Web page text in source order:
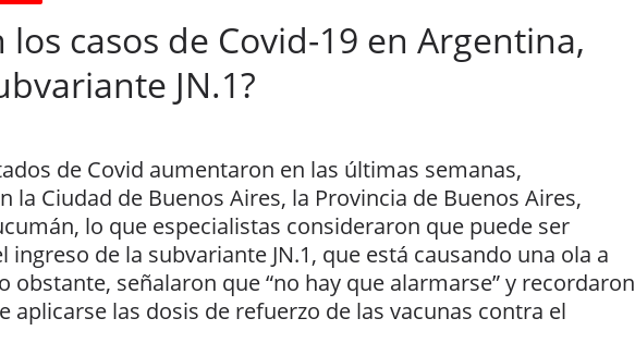
casos de Covid-19 en Argentina,
JN.1?
de Covid aumentaron en las últimas semanas,
la Ciudad de Buenos Aires, la Provincia de Buenos Aires,
lo que especialistas consideraron que puede ser
ingreso de la subvariante JN.1, que está causando una ola a
obstante, señalaron que “no hay que alarmarse” y recordaron
aplicarse las dosis de refuerzo de las vacunas contra el